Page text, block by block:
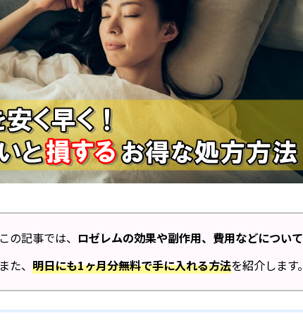
この記事では、 ロゼレムの効果や副作用、費用などについて
また、 明日にも1ヶ月分無料で手に入れる方法を紹介します。